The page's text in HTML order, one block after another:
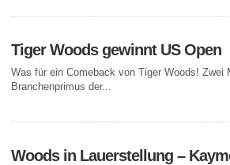
Tiger Woods gewinnt US Open
Was für ein Comeback von Tiger Woods! Zwei
Branchenprimus der...
Woods in Lauerstellung –